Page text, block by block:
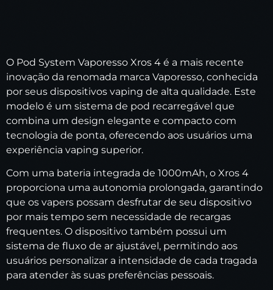
O Pod System Vaporesso Xros 4 é a mais recente
inovação da renomada marca Vaporesso, conhecida
por seus dispositivos vaping de alta qualidade. Este
modelo é um sistema de pod recarregável que
combina um design elegante e compacto com
tecnologia de ponta, oferecendo aos usuários uma
experiência vaping superior.
Com uma bateria integrada de 1000mAh, o Xros 4
proporciona uma autonomia prolongada, garantindo
que os vapers possam desfrutar de seu dispositivo
por mais tempo sem necessidade de recargas
frequentes. O dispositivo também possui um
sistema de fluxo de ar ajustável, permitindo aos
usuários personalizar a intensidade de cada tragada
para atender às suas preferências pessoais.